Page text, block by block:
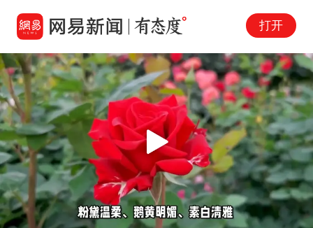
打开
00:00 00:33
Play